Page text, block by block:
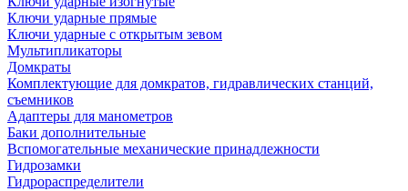
Ключи ударные прямые
Ключи ударные с открытым зевом
Мультипликаторы
Домкраты
Комплектующие для домкратов, гидравлических станций,
съемников
Адаптеры для манометров
Баки дополнительные
Вспомогательные механические принадлежности
Гидрозамки
Гидрораспределители